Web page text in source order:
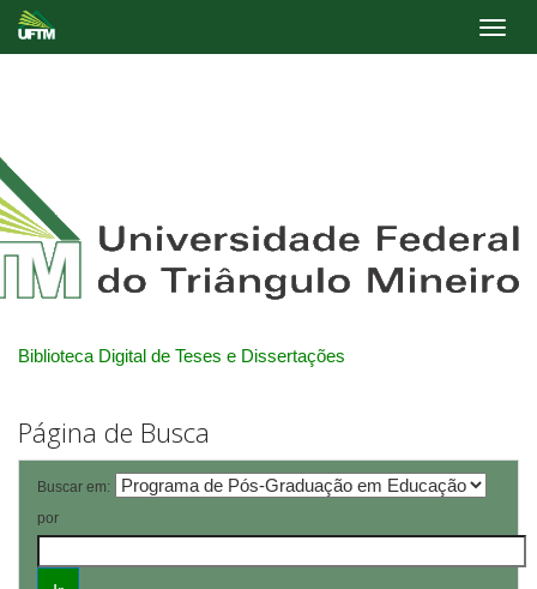
Biblioteca Digital de Teses e Dissertações
Página de Busca
Buscar em:
por